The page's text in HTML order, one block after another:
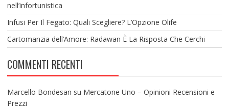
nell’infortunistica
Infusi Per Il Fegato: Quali Scegliere? L’Opzione Olife
Cartomanzia dell’Amore: Radawan È La Risposta Che Cerchi
COMMENTI RECENTI
Marcello Bondesan su Mercatone Uno – Opinioni Recensioni e
Prezzi